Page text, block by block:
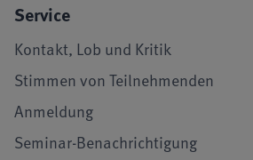
Service
Kontakt, Lob und Kritik
Stimmen von Teilnehmenden
Anmeldung
Seminar-Benachrichtigung